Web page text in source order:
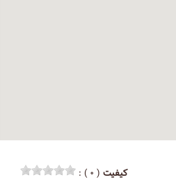
کیفیت ( ۰ ) :